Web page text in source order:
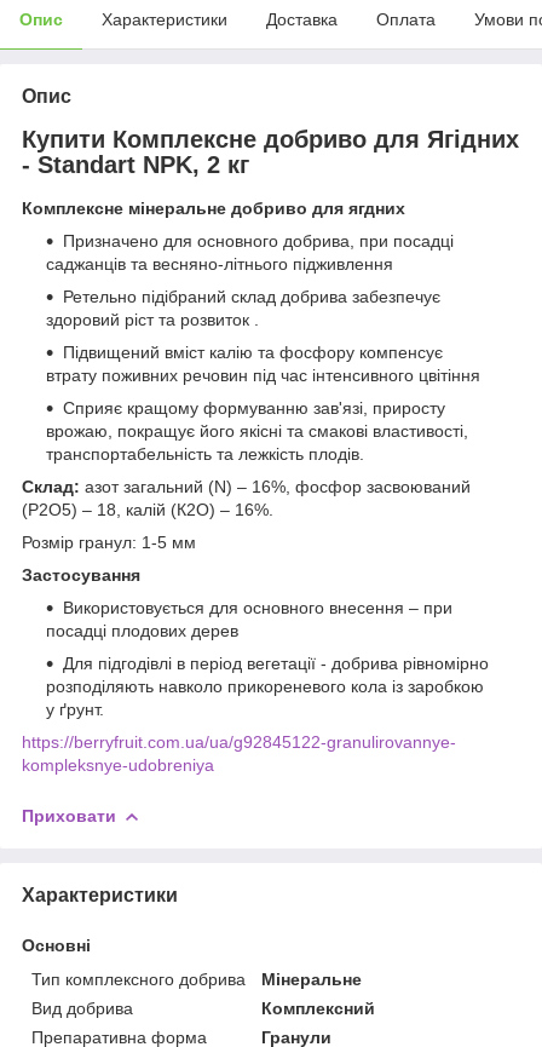
Опис Характеристики Доставка Оплата Умови
Опис
Купити Комплексне добриво для Ягідних
- Standart NPK, 2 кг
Комплексне мінеральне добриво для ягдних
Призначено для основного добрива, при посадці
саджанців та весняно-літнього підживлення
Ретельно підібраний склад добрива забезпечує
здоровий ріст та розвиток .
Підвищений вміст калію та фосфору компенсує
втрату поживних речовин під час інтенсивного цвітіння
Сприяє кращому формуванню зав'язі, приросту
врожаю, покращує його якісні та смакові властивості,
транспортабельність та лежкість плодів.
Склад: азот загальний (N) – 16%, фосфор засвоюваний
(Р2О5) – 18, калій (К2О) – 16%.
Розмір гранул: 1-5 мм
Застосування
Використовується для основного внесення – при
посадці плодових дерев
Для підгодівлі в період вегетації - добрива рівномірно
розподіляють навколо прикореневого кола із заробкою
у ґрунт.
https://berryfruit.com.ua/ua/g92845122-granulirovannye-
kompleksnye-udobreniya
Приховати
Характеристики
Основні
Тип комплексного добрива
Мінеральне
Вид добрива
Комплексний
Препаративна форма
Гранули